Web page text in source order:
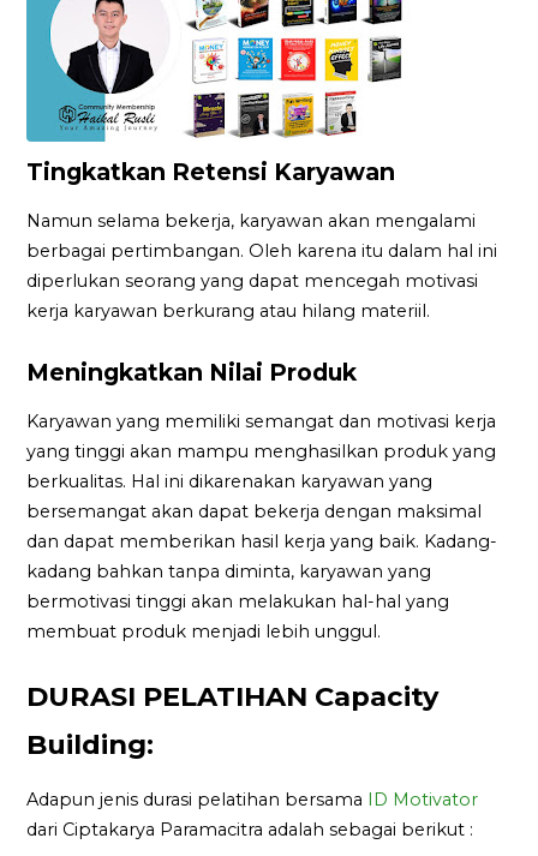
Tingkatkan Retensi Karyawan
Namun selama bekerja, karyawan akan mengalami
berbagai pertimbangan. Oleh karena itu dalam hal ini
diperlukan seorang yang dapat mencegah motivasi
kerja karyawan berkurang atau hilang materiil.
Meningkatkan Nilai Produk
Karyawan yang memiliki semangat dan motivasi kerja
yang tinggi akan mampu menghasilkan produk yang
berkualitas. Hal ini dikarenakan karyawan yang
bersemangat akan dapat bekerja dengan maksimal
dan dapat memberikan hasil kerja yang baik. Kadang-
kadang bahkan tanpa diminta, karyawan yang
bermotivasi tinggi akan melakukan hal-hal yang
membuat produk menjadi lebih unggul.
DURASI PELATIHAN Capacity
Building:
Adapun jenis durasi pelatihan bersama ID Motivator
dari Ciptakarya Paramacitra adalah sebagai berikut :